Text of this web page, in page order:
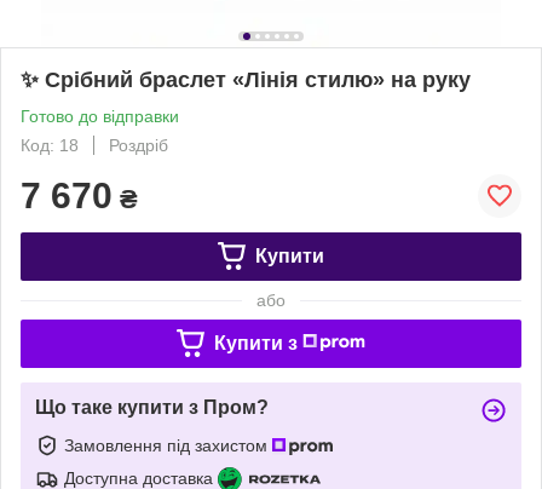
✨ Срібний браслет «Лінія стилю» на руку
Готово до відправки
Код: 18
Роздріб
7 670 ₴
Купити
або
Купити з
Що таке купити з Пром?
Замовлення під захистом
Доступна доставка